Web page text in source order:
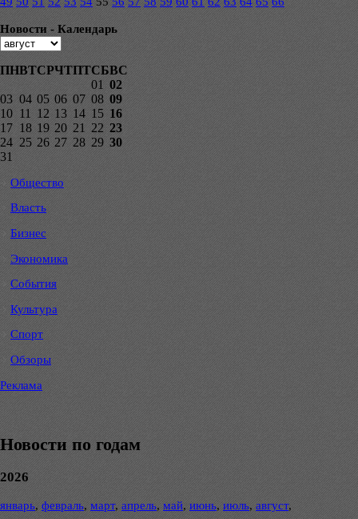
Новости - Календарь
ПНВТСРЧТПТСБВС
01 02
03 04 05 06 07 08 09
10 11 12 13 14 15 16
17 18 19 20 21 22 23
24 25 26 27 28 29 30
31
Общество
Власть
Бизнес
Экономика
События
Культура
Спорт
Обзоры
Реклама
Новости по годам
2026
январь, февраль, март, апрель, май, июнь, июль, август,